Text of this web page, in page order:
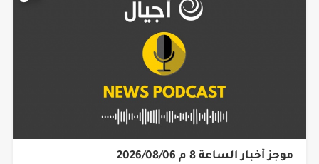
موجز أخبار الساعة 8 م 2026/08/06